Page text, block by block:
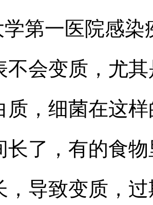
第一医院感
不会变质，尤
质，细菌在这
长了，有的食
，导致变质，